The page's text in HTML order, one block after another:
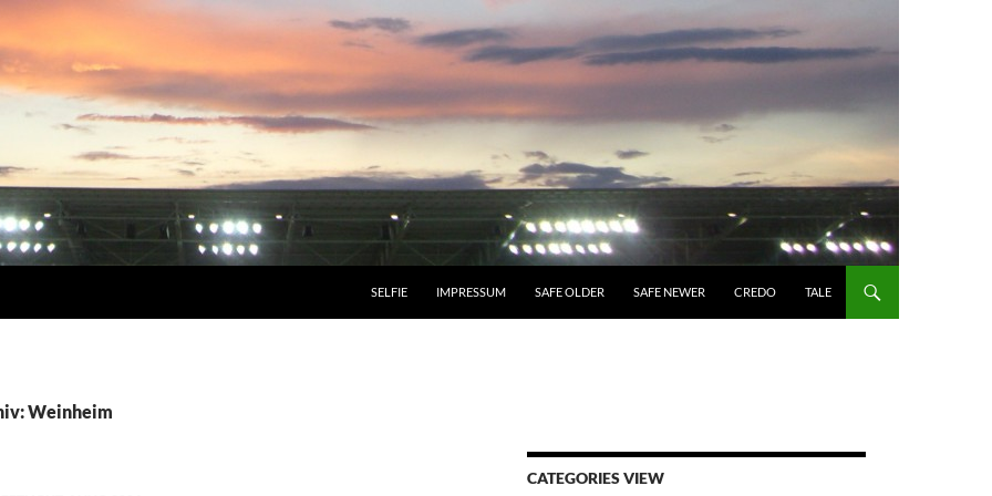
SELFIE IMPRESSUM SAFE OLDER SAFE NEWER CREDO TALE
Weinheim
CATEGORIES VIEW